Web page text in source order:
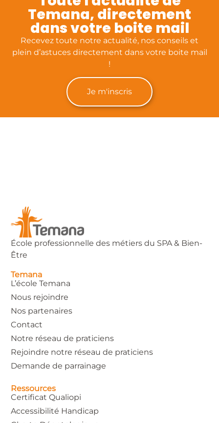
Temana, directement
dans votre boite mail
Recevez toute notre actualité, nos conseils et
plein d’astuces directement dans votre boite mail
!
Je m'inscris
École professionnelle des métiers du SPA & Bien-
Être
Temana
L’école Temana
Nous rejoindre
Nos partenaires
Contact
Notre réseau de praticiens
Rejoindre notre réseau de praticiens
Demande de parrainage
Ressources
Certificat Qualiopi
Accessibilité Handicap